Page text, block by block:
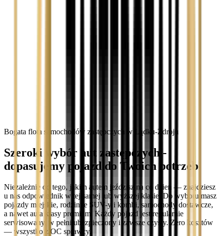
Bogata flota samochodów zastępczych w Lądku-Zdroju
Szeroki wybór aut zastępczych -
dopasujemy pojazd do Twoich potrzeb
Niezależnie od tego, jakim autem jeździsz na co dzień — znajdziesz
u nas odpowiednik w tej samej lub wyższej klasie. Do wyboru masz
pojazdy miejskie, rodzinne SUV-y i kombi, samochody dostawcze,
a nawet auta klasy premium. Każdy pojazd jest regularnie
serwisowany, w pełni ubezpieczony i zawsze czysty. Zero kosztów
— wszystko z OC sprawcy.